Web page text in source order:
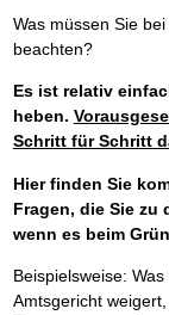
Was müssen Sie
beachten?
Es ist relativ
heben.
Schritt für Schritt
Hier finden Sie
Fragen, die Sie zu
wenn es beim
Beispielsweise:
Amtsgericht